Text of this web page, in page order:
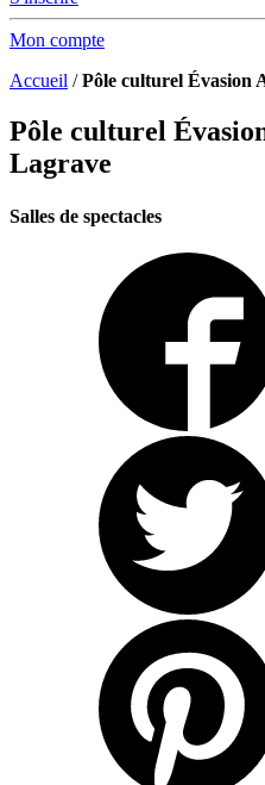
Mon compte
Accueil /Pôle culturel Évasion
Pôle culturel
Lagrave
Salles de spectacles